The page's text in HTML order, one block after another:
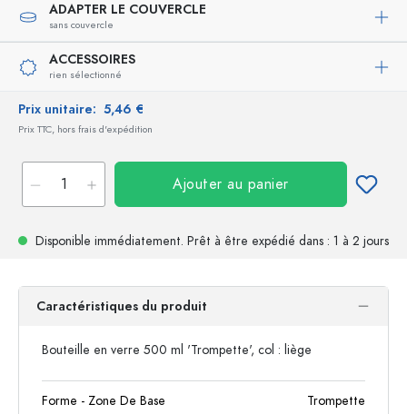
ADAPTER LE COUVERCLE
sans couvercle
ACCESSOIRES
rien sélectionné
Prix unitaire: 5,46 €
Prix TTC, hors frais d'expédition
Ajouter au panier
Disponible immédiatement. Prêt à être expédié dans : 1 à 2 jours
Caractéristiques du produit
Bouteille en verre 500 ml 'Trompette', col : liège
Forme - Zone De Base Trompette